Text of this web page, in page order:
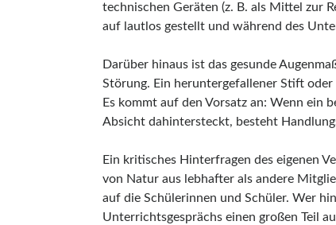
technischen Geräten (z. B. als Mittel zur
auf lautlos gestellt und während des
Darüber hinaus ist das gesunde
Störung. Ein heruntergefallener Stift
Es kommt auf den Vorsatz an: Wenn ein
Absicht dahintersteckt, besteht
Ein kritisches Hinterfragen des eigenen
von Natur aus lebhafter als andere
auf die Schülerinnen und Schüler. Wer
Unterrichtsgesprächs einen großen Teil